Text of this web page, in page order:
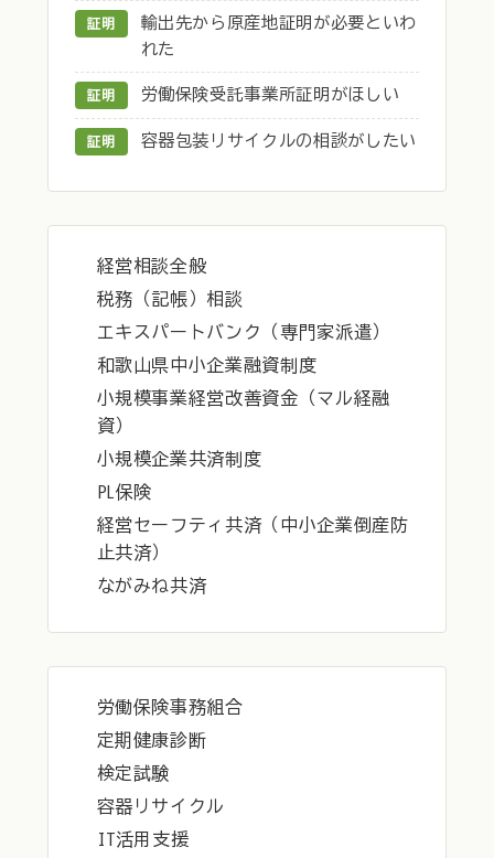
証明
輸出先から原産地証明が必要といわ
れた
証明 労働保険受託事業所証明がほしい
証明 容器包装リサイクルの相談がしたい
経営相談全般
税務（記帳）相談
エキスパートバンク（専門家派遣）
和歌山県中小企業融資制度
小規模事業経営改善資金（マル経融
資）
小規模企業共済制度
PL保険
経営セーフティ共済（中小企業倒産防
止共済）
ながみね共済
労働保険事務組合
定期健康診断
検定試験
容器リサイクル
IT活用支援